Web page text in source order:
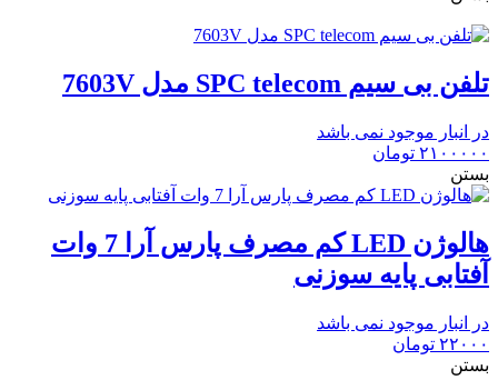
تلفن بی سیم SPC telecom مدل 7603V
در انبار موجود نمی باشد
۲۱۰۰۰۰۰ تومان
بستن
هالوژن LED کم مصرف پارس آرا 7 وات
آفتابی پایه سوزنی
در انبار موجود نمی باشد
۲۲۰۰۰ تومان
بستن